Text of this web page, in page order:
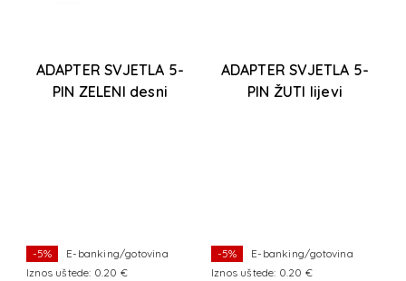
ADAPTER SVJETLA 5-
PIN ZELENI desni
-5%
E-banking/gotovina
Iznos uštede: 0.20 €
ADAPTER SVJETLA 5-
PIN ŽUTI lijevi
-5%
E-banking/gotovina
Iznos uštede: 0.20 €